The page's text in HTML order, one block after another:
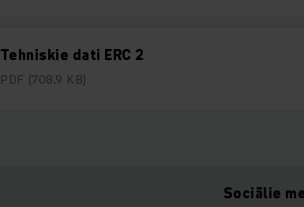
Tehniskie dati ERC 2
PDF (708,9 KB)
Sociālie